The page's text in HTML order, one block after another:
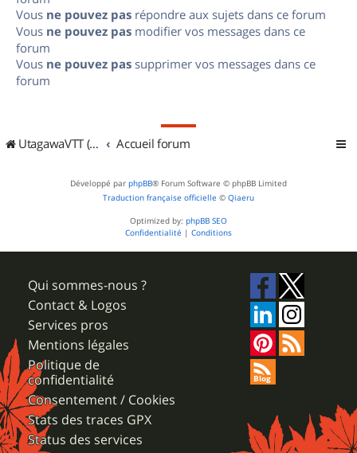
Vous ne pouvez pas répondre aux sujets dans ce forum
Vous ne pouvez pas modifier vos messages dans ce
forum
Vous ne pouvez pas supprimer vos messages dans ce
forum
UtagawaVTT (Randos VTT et VTTAE avec traces GPS) Accueil forum
Développé par phpBB® Forum Software © phpBB Limited
Traduction française officielle © Qiaeru
Optimized by: phpBB SEO
Confidentialité | Conditions
Qui sommes-nous ?
Contact & Logos
Services pros
Mentions légales
Politique de
confidentialité
Consentement / Cookies
Stats des traces GPX
Status des services